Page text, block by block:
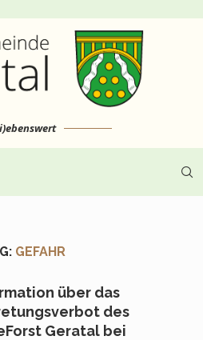
GEFAHR
über das
des
Geratal bei